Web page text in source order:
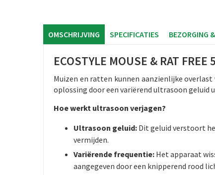
OMSCHRIJVING SPECIFICATIES BEZORGING
ECOSTYLE MOUSE & RAT FREE
Muizen en ratten kunnen aanzienlijke overlast
oplossing door een variërend ultrasoon geluid
Hoe werkt ultrasoon verjagen?
Ultrasoon geluid: Dit geluid verstoort
vermijden.
Variërende frequentie: Het apparaat
aangegeven door een knipperend rood